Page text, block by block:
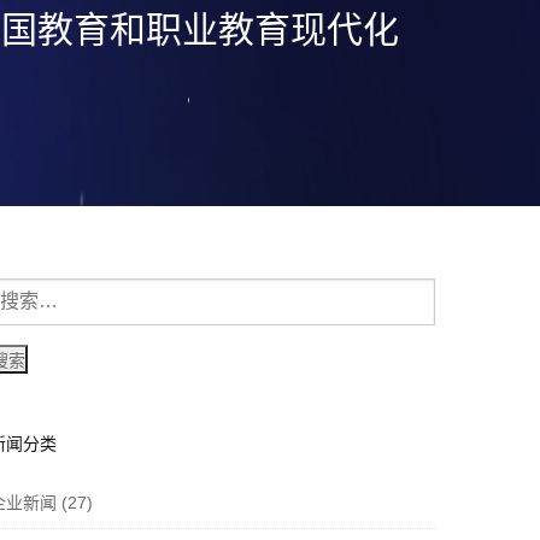
教育和职业教育现代化
闻分类
业新闻 (27)